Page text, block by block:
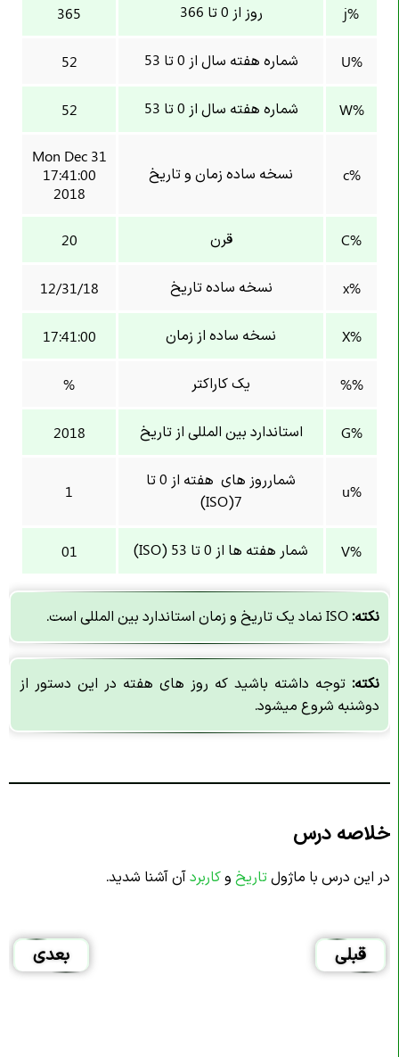
%j روز از 0 تا 366 365
%U شماره هفته سال از 0 تا 53 52
%W شماره هفته سال از 0 تا 53 52
%c نسخه ساده زمان و تاریخ
Mon Dec 31
17:41:00
2018
%C قرن 20
%x نسخه ساده تاریخ 12/31/18
%X نسخه ساده از زمان 17:41:00
%% یک کاراکتر %
%G استاندارد بین المللی از تاریخ 2018
%u
شمارروز های هفته از 0 تا
7(ISO)
1
%V شمار هفته ها از 0 تا 53 (ISO) 01
نکته:
نکته: توجه داشته باشید که روز های هفته در این دستور از
دوشنبه شروع میشود.
خلاصه درس
در این درس با ماژول تاریخ وکاربردآن آشنا شدید.
قبلی بعدی